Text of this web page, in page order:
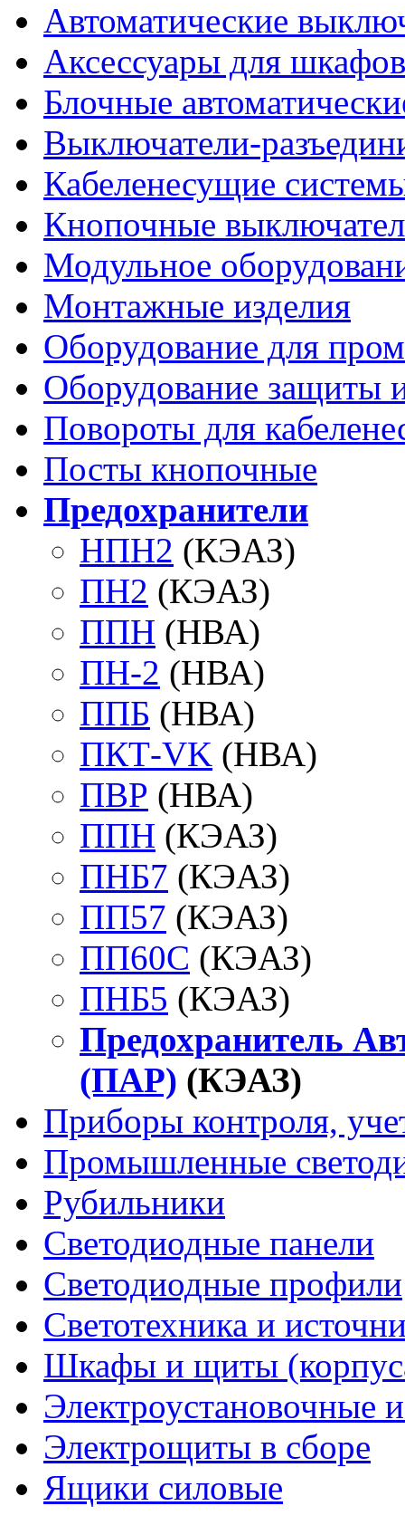
Автоматические
Аксессуары для
Блочные
Выключатели-
Кабеленесущие
Кнопочные
Модульное
Монтажные изделия
Оборудование для
Оборудование защиты
Повороты для
Посты кнопочные
Предохранители
НПН2 (КЭАЗ)
ПН2 (КЭАЗ)
ППН (НВА)
ПН-2 (НВА)
ППБ (НВА)
ПКТ-VK (НВА)
ПВР (НВА)
ППН (КЭАЗ)
ПНБ7 (КЭАЗ)
ПП57 (КЭАЗ)
ПП60С (КЭАЗ)
ПНБ5 (КЭАЗ)
Предохранитель
(ПАР) (КЭАЗ)
Приборы контроля,
Промышленные
Рубильники
Светодиодные панели
Светодиодные профили
Светотехника и
Шкафы и щиты
Электроустановочные
Электрощиты в сборе
Ящики силовые